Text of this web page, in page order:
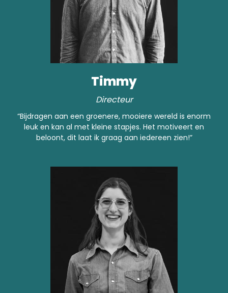
Timmy
Directeur
“Bijdragen aan een groenere, mooiere wereld is enorm
leuk en kan al met kleine stapjes. Het motiveert en
beloont, dit laat ik graag aan iedereen zien!”